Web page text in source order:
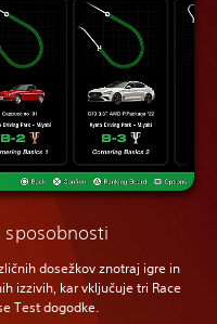
sposobnosti
dosežkov znotraj igre in
izzivih, kar vključuje tri Race
Test dogodke.